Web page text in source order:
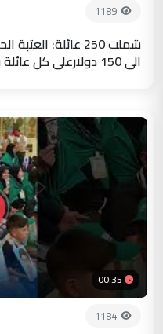
1189
الى 150 دولارعلى كل عائلة في "حارة صيدا"
00:35
1184